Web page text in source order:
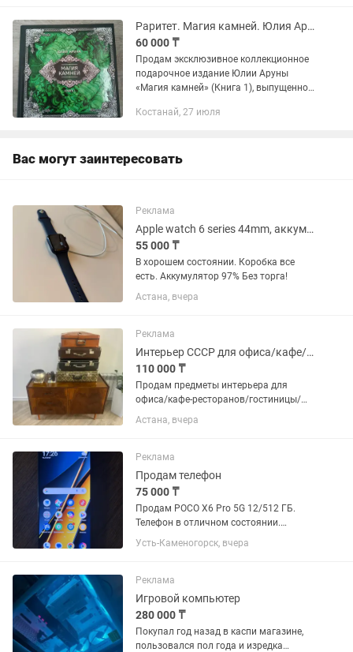
Раритет. Магия камней. Юлия Аруна (изд. Велигор)
60 000 ₸
Продам эксклюзивное коллекционное
подарочное издание Юлии Аруны
«Магия камней» (Книга 1), выпущенное
На данный момент книга является
Костанай, 27 июля
Вас могут заинтересовать
Реклама
Apple watch 6 series 44mm, аккумулятор 97%
55 000 ₸
В хорошем состоянии. Коробка все
есть. Аккумулятор 97% Без торга!
Астана, вчера
Реклама
Интерьер СССР для офиса/кафе/гостиницы/фото комод/чемоданы/утюг/чугунок
110 000 ₸
Продам предметы интерьера для
офиса/кафе-ресторанов/гостиницы/
фотоателье в стиле СССР для
антуража: 1) Четыре чемодана
(кожгалантерейных фабрик г.Алма-Ата,
г.Хмельницкий) периода...
Астана, вчера
Реклама
Продам телефон
75 000 ₸
Продам POCO X6 Pro 5G 12/512 ГБ.
Телефон в отличном состоянии.
Коробки нет. Любые проверки при
Усть-Каменогорск, вчера
Реклама
Игровой компьютер
280 000 ₸
Покупал год назад в каспи магазине,
пользовался пол года и изредка